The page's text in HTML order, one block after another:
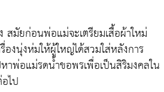
มัยก่อนพ่อแม่จะเตรียมเสื้อผ้าใหม่
งนุ่งห่มให้ผู้ใหญ่ได้สวมใส่หลังการ
พ่อแม่รดน้ำขอพรเพื่อเป็นสิริมงคลใน
ไป